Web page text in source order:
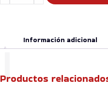
Información adicional
Productos